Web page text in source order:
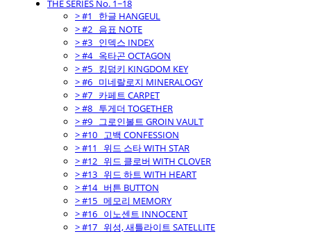
THE SERIES No. 1~18
> #1_ 한글 HANGEUL
> #2_ 음표 NOTE
> #3_ 인덱스 INDEX
> #4_ 옥타곤 OCTAGON
> #5_ 킹덤키 KINGDOM KEY
> #6_ 미네랄로지 MINERALOGY
> #7_ 카페트 CARPET
> #8_ 투게더 TOGETHER
> #9_ 그로인볼트 GROIN VAULT
> #10_ 고백 CONFESSION
> #11_ 위드 스타 WITH STAR
> #12_ 위드 클로버 WITH CLOVER
> #13_ 위드 하트 WITH HEART
> #14_ 버튼 BUTTON
> #15_ 메모리 MEMORY
> #16_ 이노센트 INNOCENT
> #17_ 위성, 새틀라이트 SATELLITE